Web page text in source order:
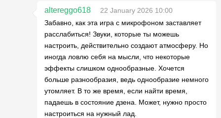
altereggo618
22 January 2026 10:00
Забавно, как эта игра с микрофоном заставляет
расслабиться! Звуки, которые ты можешь
настроить, действительно создают атмосферу. Но
иногда ловлю себя на мысли, что некоторые
эффекты слишком однообразные. Хочется
больше разнообразия, ведь однообразие немного
утомляет. В то же время, если найти время,
падаешь в состояние дзена. Может, нужно просто
настроиться на нужный лад.